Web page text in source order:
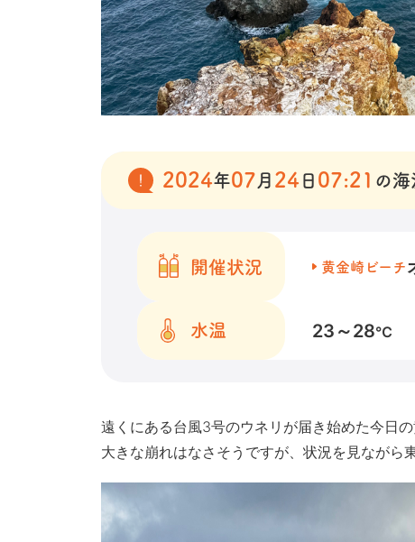
2024年07 月 24 日 07:21 の海
開催状況 黄金崎ビーチ
水温 23～28℃
遠くにある台風3号のウネリが届き始めた今日
大きな崩れはなさそうですが、状況を見ながら